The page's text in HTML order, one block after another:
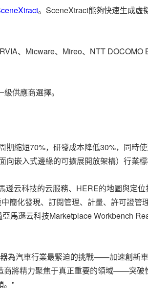
。SceneXtract能夠快速生成虛
、Micware、Mireo、NTT
供應商選擇。
縮短70%，研發成本降低30%，同時使
嵌入式邊緣的可擴展開放架構）行業
云科技的云服務、HERE的地圖與定
簡化發現、訂閱管理、計量、許可證管
馬遜云科技Marketplace Workbench
為汽車行業最緊迫的挑戰——加速創新
將精力聚焦于真正重要的領域——突
。"